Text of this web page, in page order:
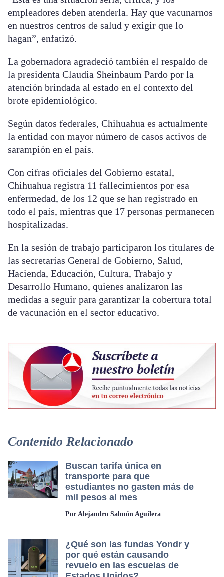
empleadores deben atenderla. Hay que vacunarnos
en nuestros centros de salud y exigir que lo
hagan”, enfatizó.
La gobernadora agradeció también el respaldo de
la presidenta Claudia Sheinbaum Pardo por la
atención brindada al estado en el contexto del
brote epidemiológico.
Según datos federales, Chihuahua es actualmente
la entidad con mayor número de casos activos de
sarampión en el país.
Con cifras oficiales del Gobierno estatal,
Chihuahua registra 11 fallecimientos por esa
enfermedad, de los 12 que se han registrado en
todo el país, mientras que 17 personas permanecen
hospitalizadas.
En la sesión de trabajo participaron los titulares de
las secretarías General de Gobierno, Salud,
Hacienda, Educación, Cultura, Trabajo y
Desarrollo Humano, quienes analizaron las
medidas a seguir para garantizar la cobertura total
de vacunación en el sector educativo.
Contenido Relacionado
Buscan tarifa única en
transporte para que
estudiantes no gasten más de
mil pesos al mes
Por Alejandro Salmón Aguilera
¿Qué son las fundas Yondr y
por qué están causando
revuelo en las escuelas de